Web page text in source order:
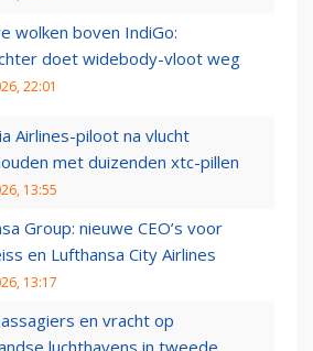
wolken boven IndiGo:
doet widebody-vloot weg
22:01
Airlines-piloot na vlucht
met duizenden xtc-pillen
13:55
Group: nieuwe CEO’s voor
en Lufthansa City Airlines
13:17
en vracht op